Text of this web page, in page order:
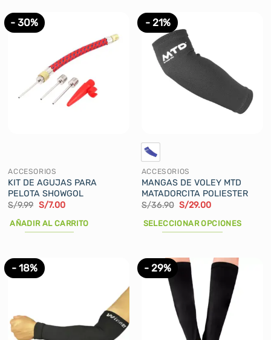
- 30%
ACCESORIOS
KIT DE AGUJAS PARA
PELOTA SHOWGOL
S/9.99 El
original
era:
S/7.00El
actual
es:
AÑADIR AL CARRITO
- 21%
ACCESORIOS
MANGAS DE VOLEY MTD
MATADORCITA POLIESTER
S/36.90 El
original
era:
S/29.00El
actual
es:
SELECCIONAR OPCIONES
tiene
múltiples
variantes.
opciones
- 18% - 29%